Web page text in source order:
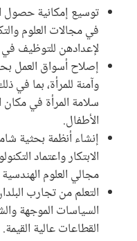
توسيع إمكانية حصول
في مجالات العلوم
لإعدادهن للتوظيف
إصلاح أسواق العمل
وآمنة للمرأة، بما في
سلامة المرأة في مكان
الأطفال.
إنشاء أنظمة بحثية
الابتكار واعتماد
مجالي العلوم الهندسية
التعلم من تجارب
السياسات الموجهة
القطاعات عالية القيمة.